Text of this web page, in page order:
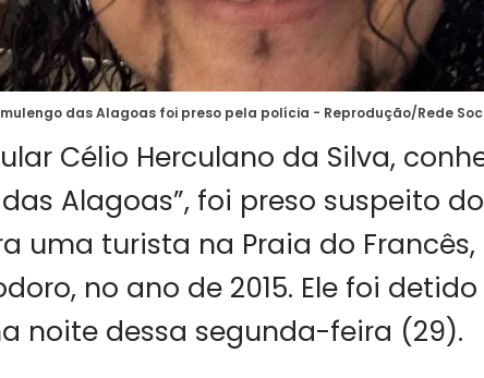
das Alagoas foi preso pela polícia - Reprodução/Rede
Célio Herculano da Silva,
Alagoas”, foi preso suspeito
uma turista na Praia do Francês,
no ano de 2015. Ele foi
noite dessa segunda-feira (29).